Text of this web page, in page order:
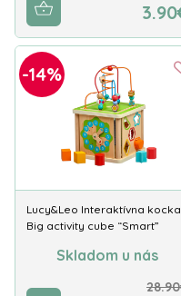
-14%
Lucy&Leo Interaktívna kocka
Big activity cube “Smart”
Skladom u nás